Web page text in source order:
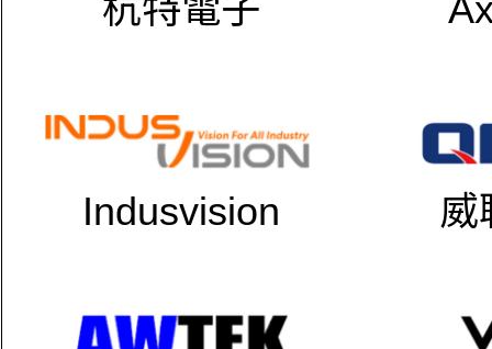
杭特電子
Indusvision 威